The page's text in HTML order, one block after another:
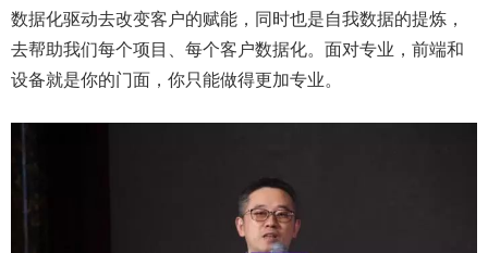
数据化驱动去改变客户的赋能，同时也是自我数据的提炼，
去帮助我们每个项目、每个客户数据化。面对专业，前端和
设备就是你的门面，你只能做得更加专业。